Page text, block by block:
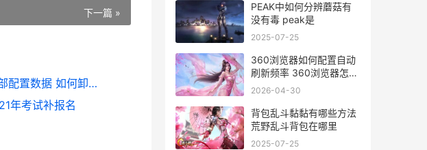
下一篇 »
如何卸载AnyDesk并清除全部配置数据 如何卸载电脑上的软件
年考试补报名
PEAK中如何分辨蘑菇有
没有毒 peak是
2025-07-25
360浏览器如何配置自动
刷新频率 360浏览器怎么
添加
2026-04-30
背包乱斗黏黏有哪些方法
荒野乱斗背包在哪里
2025-07-25